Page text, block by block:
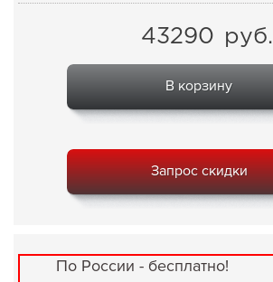
43290 руб.
В корзину
Запрос скидки
По России - бесплатно!